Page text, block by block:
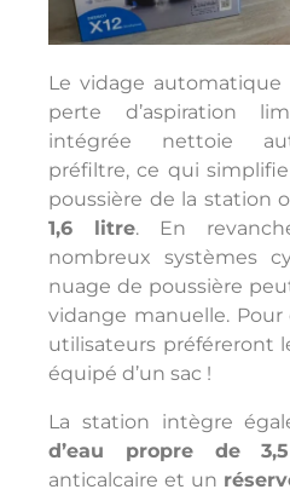
Le vidage
perte d’aspiration
intégrée nettoie
préfiltre, ce qui
poussière de la station
1,6 litre. En
nombreux systèmes
nuage de poussière
vidange manuelle.
utilisateurs préféreront
équipé d’un sac !
La station intègre
d’eau propre de
anticalcaire et un